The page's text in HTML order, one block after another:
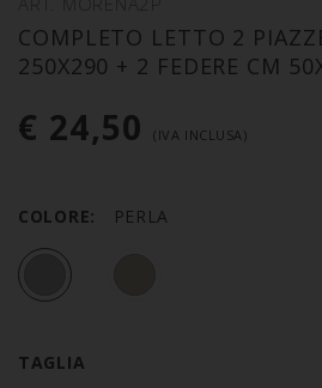
COMPLETO LETTO 2
250X290 + 2 FEDERE CM
€ 24,50 (IVA INCLUSA)
COLORE: PERLA
TAGLIA